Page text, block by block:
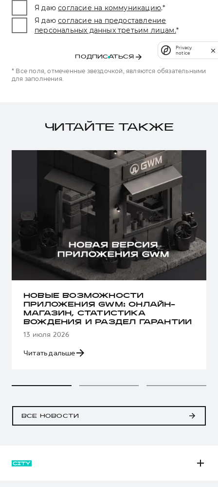
Я даю согласие на коммуникацию.*
Я даю согласие на предоставление
персональных данных третьим лицам.*
ПОДПИСАТЬСЯ
* Все поля, отмеченные звездочкой, являются обязательными
для заполнения.
ЧИТАЙТЕ ТАКЖЕ
НОВЫЕ ВОЗМОЖНОСТИ
ПРИЛОЖЕНИЯ GWM: ОНЛАЙН-
МАГАЗИН, СТАТИСТИКА
ВОЖДЕНИЯ И РАЗДЕЛ ГАРАНТИИ
13 июля 2026
Читать дальше
ВСЕ НОВОСТИ
Privacy
notice